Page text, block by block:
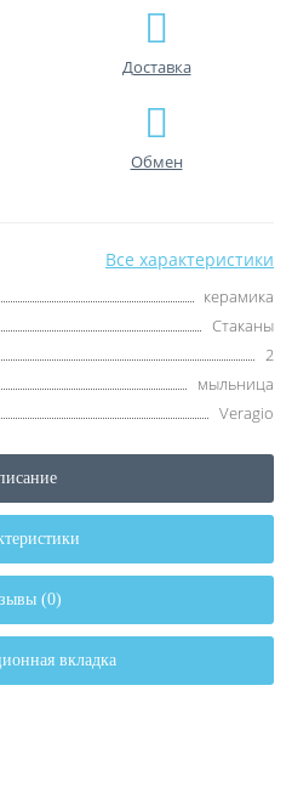
Доставка
Обмен
Все характеристики
керамика
Стаканы
2
мыльница
Veragio
(0)
вкладка